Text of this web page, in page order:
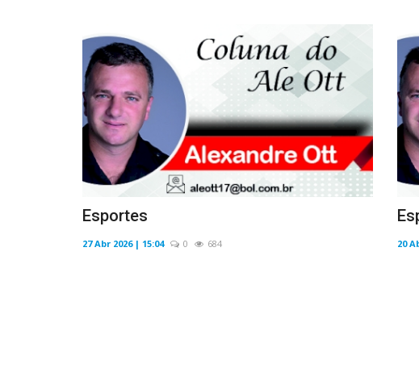
Esportes
27 Abr 2026 | 15:04 0 684 20